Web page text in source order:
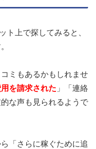
ト上で探してみると、
ミもあるかもしれませ
を請求された 」「連絡
な声も見られるようで
「さらに稼ぐために追